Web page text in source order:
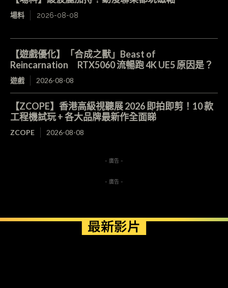
場料 2026-08-08
【遊戲優化】「合成之獸」Beast of
Reincarnation RTX5060 流暢跑 4K UE5 原因是？
遊戲 2026-08-08
【ZCOPE】香港高級視聽展 2026 即拍即剪！10 款
工程機試玩 + 各大品牌最新作全面睇
ZCOPE 2026-08-08
- 廣告 -
- 廣告 -
最新影片